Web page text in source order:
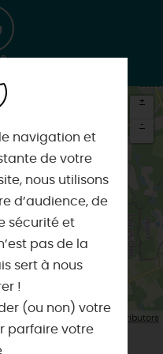
×
vers
+
-
data © OpenStreetMap contributors
navigation et
de votre
nous utilisons
d’audience, de
sécurité et
pas de la
sert à nous
!
(ou non) votre
parfaire votre